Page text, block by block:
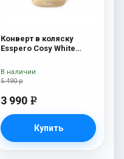
Конверт в коляску
Esspero Cosy White
5 490 р
3 990 e
Купить
В наличии